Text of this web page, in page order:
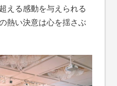
える感動を与えられる
熱い決意は心を揺さぶ